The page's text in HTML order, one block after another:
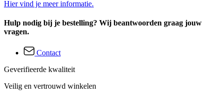
Hier vind je meer informatie.
Hulp nodig bij je bestelling? Wij beantwoorden graag jouw
vragen.
Contact
Geverifieerde kwaliteit
Veilig en vertrouwd winkelen